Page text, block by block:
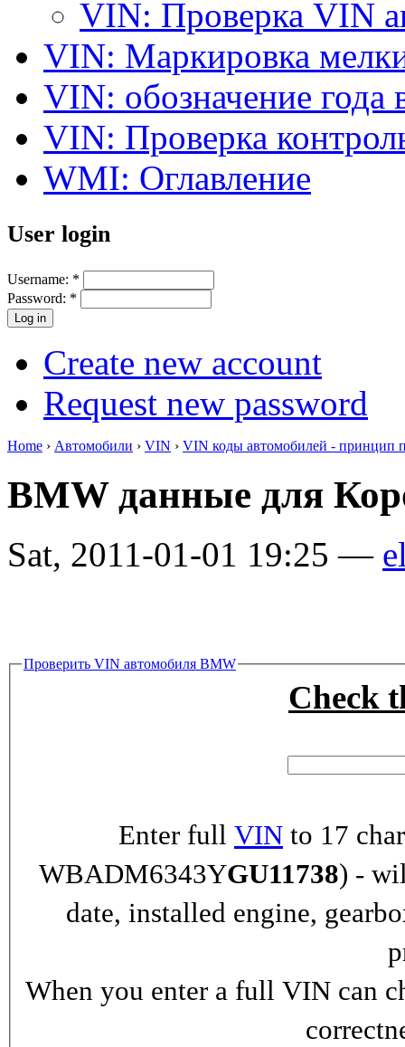
VIN: Проверка VIN
VIN: Маркировка
VIN: обозначение года
VIN: Проверка
WMI: Оглавление
User login
Username: *
Password: *
Create new account
Request new password
Home › Автомобили › VIN › VIN коды автомобилей - принцип
BMW данные для
Sat, 2011-01-01 19:25 —
Проверить VIN автомобиля BMW
Check
Enter full VIN to 17
WBADM6343YGU11738) -
date, installed engine,
When you enter a full VIN can